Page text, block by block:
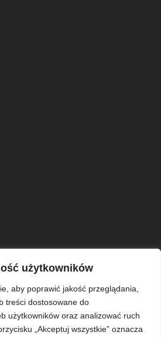
użytkowników
aby poprawić jakość przeglądania,
treści dostosowane do
użytkowników oraz analizować ruch
„Akceptuj wszystkie” oznacza